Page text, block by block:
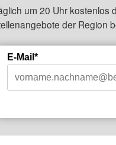
um 20 Uhr kostenlos
der Region
E-Mail*